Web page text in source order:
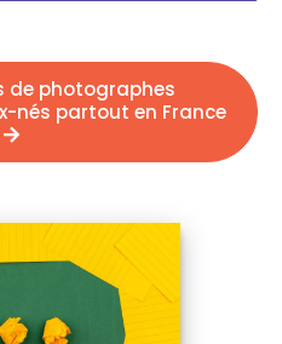
de photographes
nés partout en France